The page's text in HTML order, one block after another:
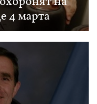
4 марта